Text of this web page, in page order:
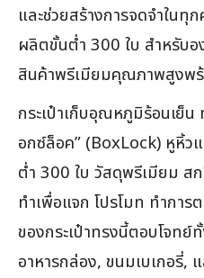
และช่วยสร้างการจดจำในทุ
ผลิตขั้นต่ำ 300 ใบ สำหรับ
สินค้าพรีเมียมคุณภาพสูงพร้
กระเป๋าเก็บอุณหภูมิร้อนเย็
อกซ์ล็อค” (BoxLock) หูหิ้ว
ต่ำ 300 ใบ วัสดุพรีเมียม สก
ทำเพื่อแจก โปรโมท ทำกา
ของกระเป๋าทรงนี้ตอบโจทย์
อาหารกล่อง, ขนมเบเกอรี่,